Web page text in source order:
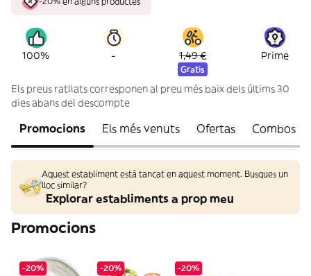
100% - 1,49 €
Gratis
Prime
Els preus ratllats corresponen al preu més baix dels últims 30
dies abans del descompte
Promocions Els més venuts Ofertas Combos
Aquest establiment està tancat en aquest moment. Busques un
lloc similar?
Explorar establiments a prop meu
Promocions
-20% -20% -20%